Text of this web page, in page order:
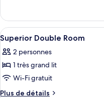
chambre :
Family
Room
2A1C
le
type
de
chambre
Family
Room
Afficher
toutes
les
photos
pour
ce
1
Superior Double Room
2 personnes
1 très grand lit
Wi-Fi gratuit
Plus de détails
Plus